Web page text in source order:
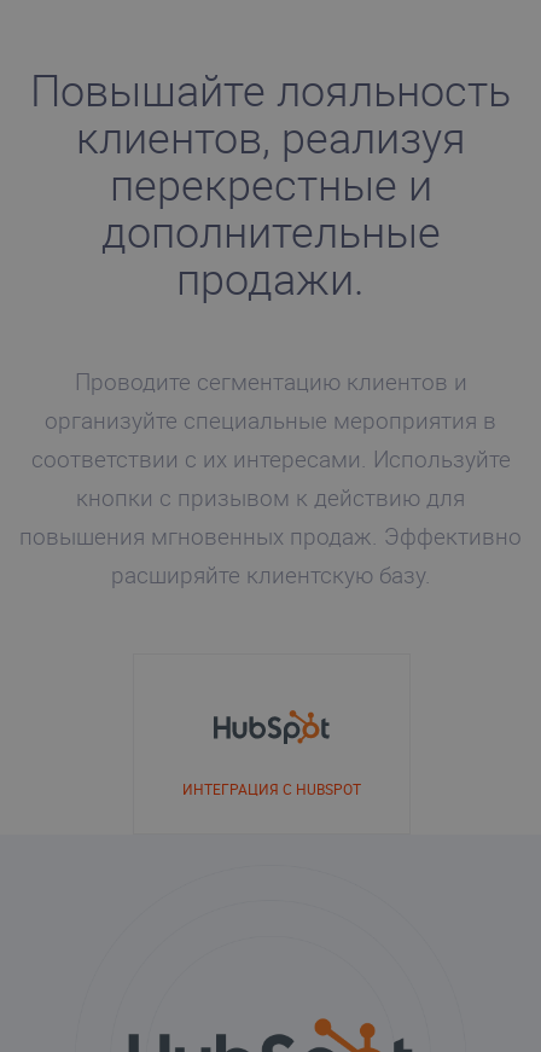
Повышайте лояльность
клиентов, реализуя
перекрестные и
дополнительные
продажи.
Проводите сегментацию клиентов и
организуйте специальные мероприятия в
соответствии с их интересами. Используйте
кнопки с призывом к действию для
повышения мгновенных продаж. Эффективно
расширяйте клиентскую базу.
ИНТЕГРАЦИЯ С HUBSPOT